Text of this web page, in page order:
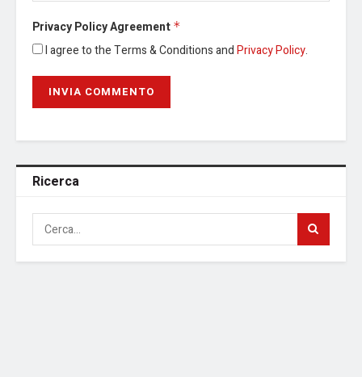
Privacy Policy Agreement *
I agree to the Terms & Conditions andPrivacy Policy.
Ricerca